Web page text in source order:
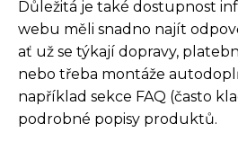
Důležitá je také dostupnost
webu měli snadno najít
ať už se týkají dopravy,
nebo třeba montáže
například sekce FAQ (často
podrobné popisy produktů.